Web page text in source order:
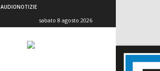
AUDIONOTIZIE
sabato 8 agosto 2026